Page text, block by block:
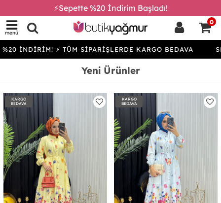
⚡Sepette %20 İndirim Başladı!
menü
0
⚡ TÜM SİPARİŞLERDE KARGO BEDAVA SEPETTE
Yeni Ürünler
KARGO
BEDAVA
KARGO
BEDAVA